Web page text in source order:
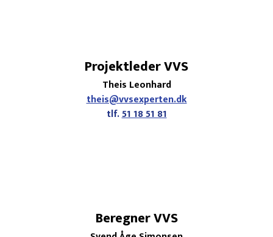
Projektleder VVS
Theis Leonhard
theis@vvsexperten.dk
tlf.51 18 51 81
Beregner VVS